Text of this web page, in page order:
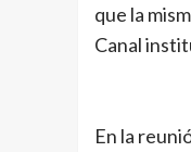
que la
Canal
En la